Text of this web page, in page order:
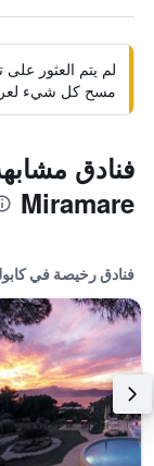
لم يتم العثور
مسح كل شيء
Miramare
فنادق رخيصة في